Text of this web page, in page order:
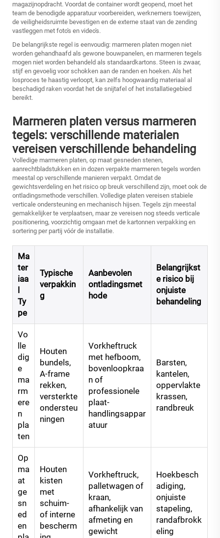
magazijnopdracht. Voordat de container wordt geopend, moet het
team de benodigde apparatuur voorbereiden, werknemers toewijzen,
de veiligheidsruimte bevestigen en de externe staat van de zending
vastleggen met foto's en video's.
De belangrijkste regel is eenvoudig: marmeren platen mogen niet
worden gehandhaafd als gewone bouwpanelen, en marmeren tegels
mogen niet worden behandeld als standaardkartons. Steen is zwaar,
stijf en gevoelig voor schokken aan de randen en hoeken. Als het
losproces te haastig verloopt, kan zelfs hoogwaardig materiaal al
beschadigd raken voordat het de snijtafel of het installatiegebied
bereikt.
Marmeren platen versus marmeren
tegels: verschillende materialen
vereisen verschillende behandeling
Volledige marmeren platen, op maat gesneden stenen,
aanrechtbladstukken en in dozen verpakte marmeren tegels worden
meestal op verschillende manieren verpakt. Omdat de
gewichtsverdeling en het risico op breuk verschillend zijn, moet ook de
ontladingsmethode verschillen. Volledige platen vereisen stabiele
verticale ondersteuning en mechanisch hijsen. Tegels zijn meestal
gemakkelijker te verplaatsen, maar ze vereisen nog steeds verticale
positionering, voorzichtig omgaan met de kartonnen verpakking en
sortering per partij vóór de installatie.
Ma
ter
iaa
Ty
pe
Typische
verpakkin
g
Aanbevolen
ontladingsmet
hode
Belangrijkst
e risico bij
onjuiste
behandeling
Vo
lle
dig
e
ma
rm
ere
n
pla
ten
Houten
bundels,
A-frame
rekken,
versterkte
ondersteu
ningen
Vorkheftruck
met hefboom,
bovenloopkraa
n of
professionele
plaat-
handlingsappar
atuur
Barsten,
kantelen,
oppervlakte
krassen,
randbreuk
Op
ma
at
ge
sn
ed
en
Houten
kisten
met
schuim-
of interne
bescherm
Vorkheftruck,
palletwagen of
kraan,
afhankelijk van
afmeting en
gewicht
Hoekbesch
adiging,
onjuiste
stapeling,
randafbrokk
eling